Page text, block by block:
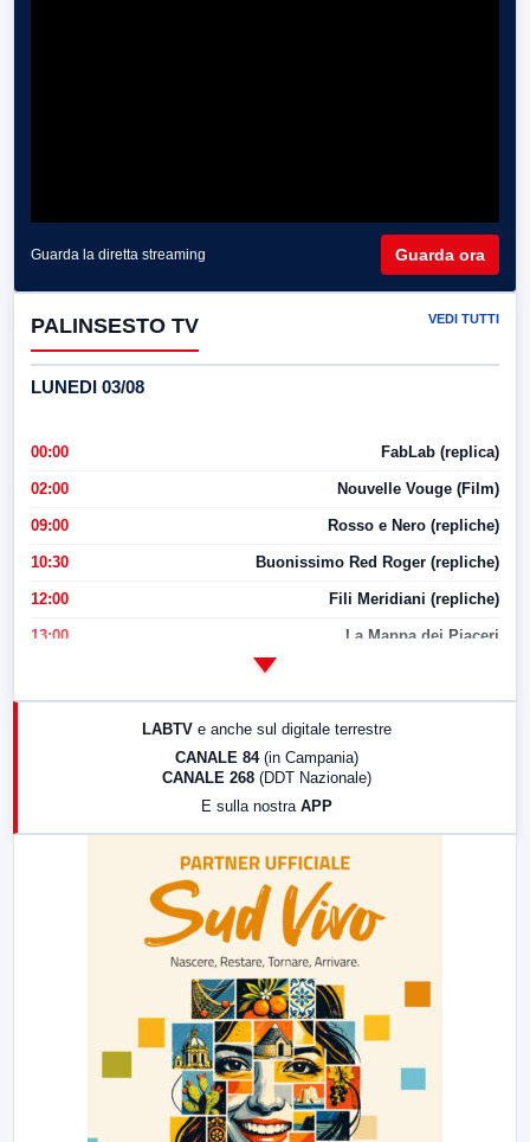
Guarda la diretta streaming Guarda ora
PALINSESTO TV VEDI TUTTI
LUNEDI 03/08
00:00 FabLab (replica)
02:00 Nouvelle Vouge (Film)
09:00 Rosso e Nero (repliche)
10:30 Buonissimo Red Roger (repliche)
12:00 Fili Meridiani (repliche)
13:00 La Mappa dei Piaceri
LABTV e anche sul digitale terrestre
CANALE 84 (in Campania)
CANALE 268 (DDT Nazionale)
E sulla nostra APP